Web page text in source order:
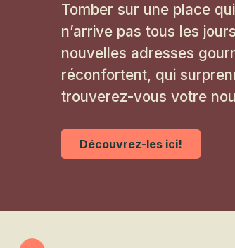
Tomber sur une place
n’arrive pas tous les
nouvelles adresses
réconfortent, qui
trouverez-vous votre
Découvrez-les ici!